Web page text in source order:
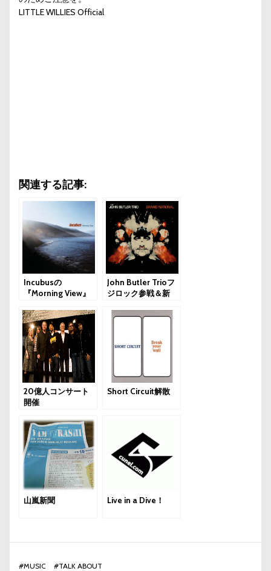
LITTLE WILLIES Official
関連する記事:
Incubusの
『Morning View』
John Butler Trioフ
ジロック参戦＆新
20億人コンサート
開催
Short Circuit解散
山嵐新聞 Live in a Dive！
#MUSIC #TALK ABOUT